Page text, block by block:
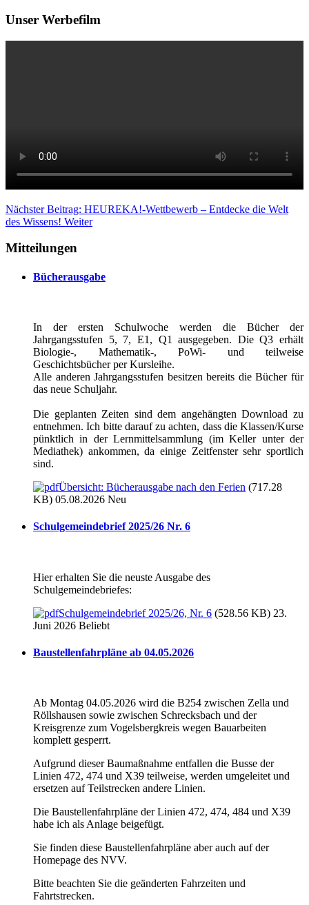
Unser Werbefilm
Nächster Beitrag: HEUREKA!-Wettbewerb – Entdecke die Welt
des Wissens! Weiter
Mitteilungen
Bücherausgabe
In der ersten Schulwoche werden die Bücher der
Jahrgangsstufen 5, 7, E1, Q1 ausgegeben. Die Q3 erhält
Biologie-, Mathematik-, PoWi- und teilweise
Geschichtsbücher per Kursleihe.
Alle anderen Jahrgangsstufen besitzen bereits die Bücher für
das neue Schuljahr.
Die geplanten Zeiten sind dem angehängten Download zu
entnehmen. Ich bitte darauf zu achten, dass die Klassen/Kurse
pünktlich in der Lernmittelsammlung (im Keller unter der
Mediathek) ankommen, da einige Zeitfenster sehr sportlich
sind.
Übersicht: Bücherausgabe nach den Ferien (717.28
KB) 05.08.2026 Neu
Schulgemeindebrief 2025/26 Nr. 6
Hier erhalten Sie die neuste Ausgabe des
Schulgemeindebriefes:
Schulgemeindebrief 2025/26, Nr. 6 (528.56 KB) 23.
Juni 2026 Beliebt
Baustellenfahrpläne ab 04.05.2026
Ab Montag 04.05.2026 wird die B254 zwischen Zella und
Röllshausen sowie zwischen Schrecksbach und der
Kreisgrenze zum Vogelsbergkreis wegen Bauarbeiten
komplett gesperrt.
Aufgrund dieser Baumaßnahme entfallen die Busse der
Linien 472, 474 und X39 teilweise, werden umgeleitet und
ersetzen auf Teilstrecken andere Linien.
Die Baustellenfahrpläne der Linien 472, 474, 484 und X39
habe ich als Anlage beigefügt.
Sie finden diese Baustellenfahrpläne aber auch auf der
Homepage des NVV.
Bitte beachten Sie die geänderten Fahrzeiten und
Fahrtstrecken.